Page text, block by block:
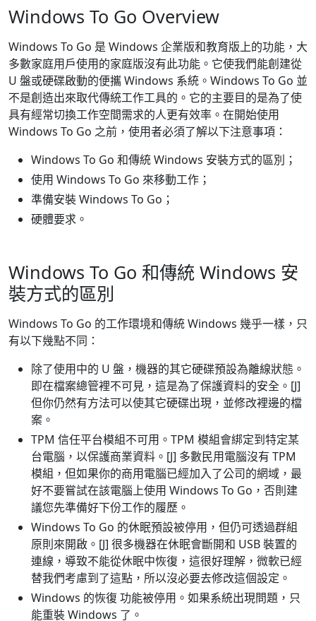
Windows To Go Overview
Windows To Go 是 Windows 企業版和教育版上的功能，大
多數家庭用戶使用的家庭版沒有此功能。它使我們能創建從
U 盤或硬碟啟動的便攜 Windows 系統。Windows To Go 並
不是創造出來取代傳統工作工具的。它的主要目的是為了使
具有經常切換工作空間需求的人更有效率。在開始使用
Windows To Go 之前，使用者必須了解以下注意事項：
Windows To Go 和傳統 Windows 安裝方式的區別；
使用 Windows To Go 來移動工作；
準備安裝 Windows To Go；
硬體要求。
Windows To Go 和傳統 Windows 安
裝方式的區別
Windows To Go 的工作環境和傳統 Windows 幾乎一樣，只
有以下幾點不同：
除了使用中的 U 盤，機器的其它硬碟預設為離線狀態。
即在檔案總管裡不可見，這是為了保護資料的安全。[J]
但你仍然有方法可以使其它硬碟出現，並修改裡邊的檔
案。
TPM 信任平台模組不可用。TPM 模組會綁定到特定某
台電腦，以保護商業資料。[J] 多數民用電腦沒有 TPM
模組，但如果你的商用電腦已經加入了公司的網域，最
好不要嘗試在該電腦上使用 Windows To Go，否則建
議您先準備好下份工作的履歷。
Windows To Go 的休眠預設被停用，但仍可透過群組
原則來開啟。[J] 很多機器在休眠會斷開和 USB 裝置的
連線，導致不能從休眠中恢復，這很好理解，微軟已經
替我們考慮到了這點，所以沒必要去修改這個設定。
Windows 的恢復 功能被停用。如果系統出現問題，只
能重裝 Windows 了。